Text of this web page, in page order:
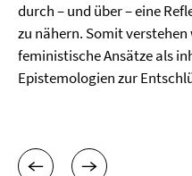
durch – und über – eine
zu nähern. Somit
feministische Ansätze als
Epistemologien zur